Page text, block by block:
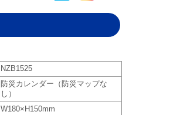
NZB1525
防災カレンダー（防災マップな
し）
W180×H150mm